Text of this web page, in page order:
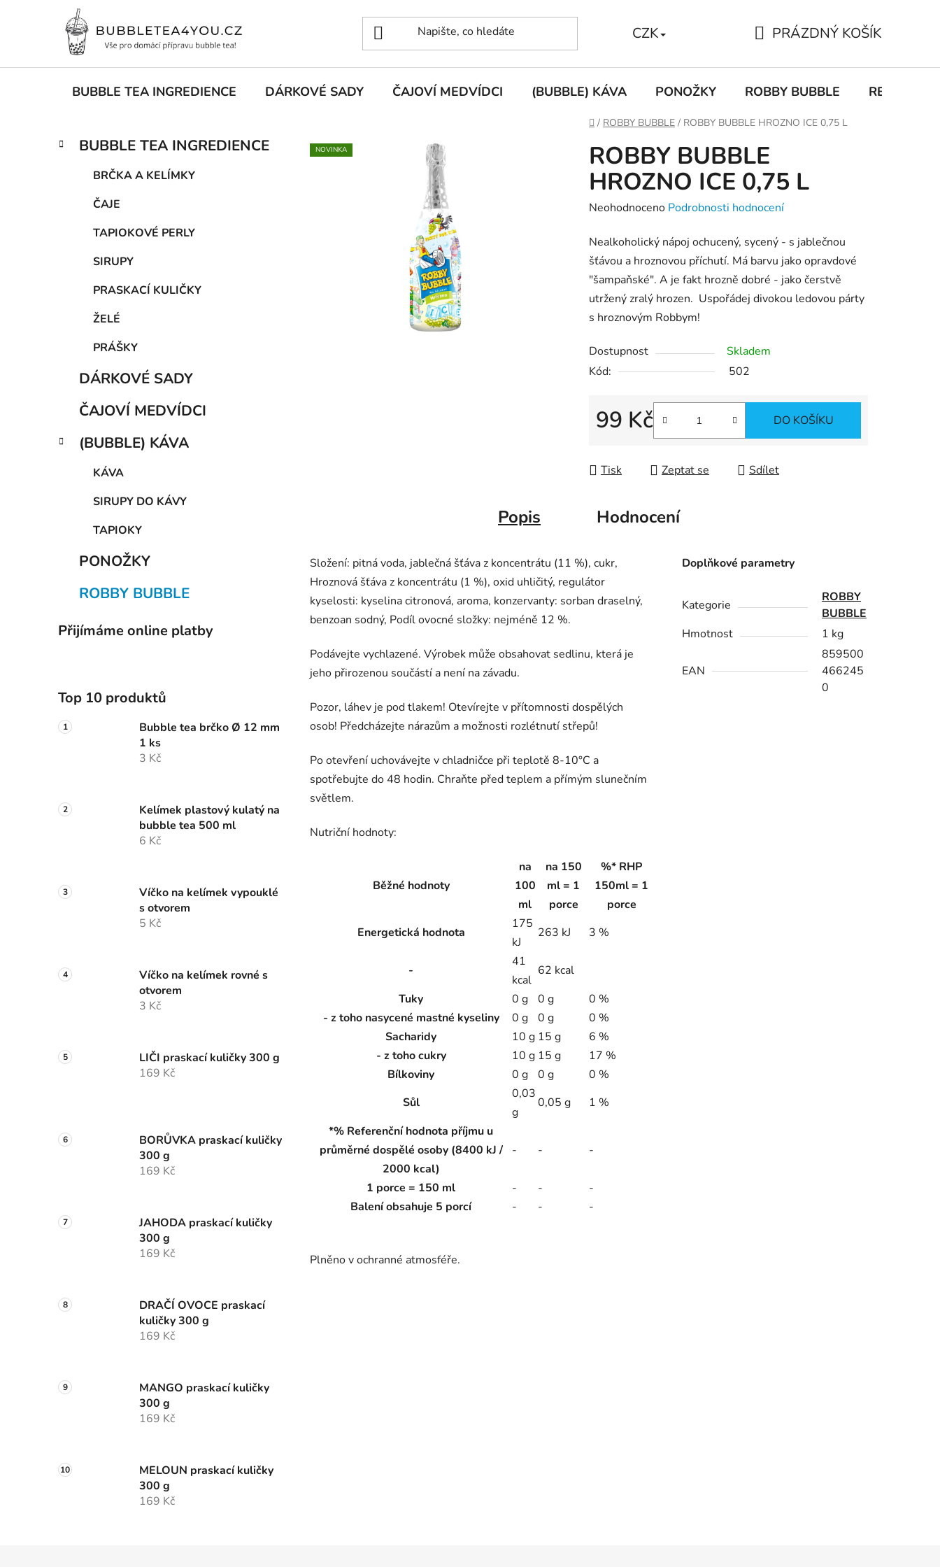
CZK
KOŠÍK
PRÁZDNÝ KOŠÍK
BUBBLE TEA INGREDIENCE DÁRKOVÉ SADY ČAJOVÍ MEDVÍDCI (BUBBLE) KÁVA PONOŽKY ROBBY BUBBLE RECEPTY
Domů
/ ROBBY BUBBLE / ROBBY BUBBLE HROZNO ICE 0,75 L
PPřeskočit
kategorie
K
a
BUBBLE TEA INGREDIENCE
BRČKA A KELÍMKY
ČAJE
TAPIOKOVÉ PERLY
SIRUPY
PRASKACÍ KULIČKY
ŽELÉ
PRÁŠKY
DÁRKOVÉ SADY
ČAJOVÍ MEDVÍDCI
(BUBBLE) KÁVA
KÁVA
SIRUPY DO KÁVY
TAPIOKY
PONOŽKY
ROBBY BUBBLE
Přijímáme online platby
Top 10 produktů
Bubble tea brčko Ø 12 mm
1 ks
3 Kč
Kelímek plastový kulatý na
bubble tea 500 ml
6 Kč
Víčko na kelímek vypouklé
s otvorem
5 Kč
Víčko na kelímek rovné s
otvorem
3 Kč
LIČI praskací kuličky 300 g
169 Kč
BORŮVKA praskací kuličky
300 g
169 Kč
JAHODA praskací kuličky
300 g
169 Kč
DRAČÍ OVOCE praskací
kuličky 300 g
169 Kč
MANGO praskací kuličky
300 g
169 Kč
MELOUN praskací kuličky
300 g
169 Kč
ROBBY BUBBLE
HROZNO ICE 0,75 L
Průměrné
produktu
je
0,0
z
5
Neohodnoceno Podrobnosti hodnocení
Nealkoholický nápoj ochucený, sycený - s jablečnou
šťávou a hroznovou příchutí. Má barvu jako opravdové
"šampaňské". A je fakt hrozně dobré - jako čerstvě
utržený zralý hrozen. Uspořádej divokou ledovou párty
s hroznovým Robbym!
Dostupnost
Skladem
Kód:
502
99 Kč
Měrná cena:
DO KOŠÍKU
Tisk Zeptat se Sdílet
NOVINKA
Popis Hodnocení
Složení: pitná voda, jablečná šťáva z koncentrátu (11 %), cukr,
Hroznová šťáva z koncentrátu (1 %), oxid uhličitý, regulátor
kyselosti: kyselina citronová, aroma, konzervanty: sorban draselný,
benzoan sodný, Podíl ovocné složky: nejméně 12 %.
Podávejte vychlazené. Výrobek může obsahovat sedlinu, která je
jeho přirozenou součástí a není na závadu.
Pozor, láhev je pod tlakem! Otevírejte v přítomnosti dospělých
osob! Předcházejte nárazům a možnosti rozlétnutí střepů!
Po otevření uchovávejte v chladničce při teplotě 8-10°C a
spotřebujte do 48 hodin. Chraňte před teplem a přímým slunečním
světlem.
Nutriční hodnoty:
Běžné hodnoty
na
100
ml
na 150
ml = 1
porce
%* RHP
150ml = 1
porce
Energetická hodnota
175
kJ
263 kJ 3 %
-
41
kcal
62 kcal
Tuky
0 g 0 g
0 %
- z toho nasycené mastné kyseliny
0 g 0 g
0 %
Sacharidy
10 g 15 g
6 %
- z toho cukry
10 g 15 g
17 %
Bílkoviny
0 g 0 g
0 %
Sůl
0,03
g
0,05 g
1 %
*% Referenční hodnota příjmu u
průměrné dospělé osoby (8400 kJ /
2000 kcal)
- - -
1 porce = 150 ml - -
-
Balení obsahuje 5 porcí
- - -
Plněno v ochranné atmosféře.
Doplňkové parametry
Kategorie
ROBBY
BUBBLE
Hmotnost
1 kg
EAN
859500
466245
0